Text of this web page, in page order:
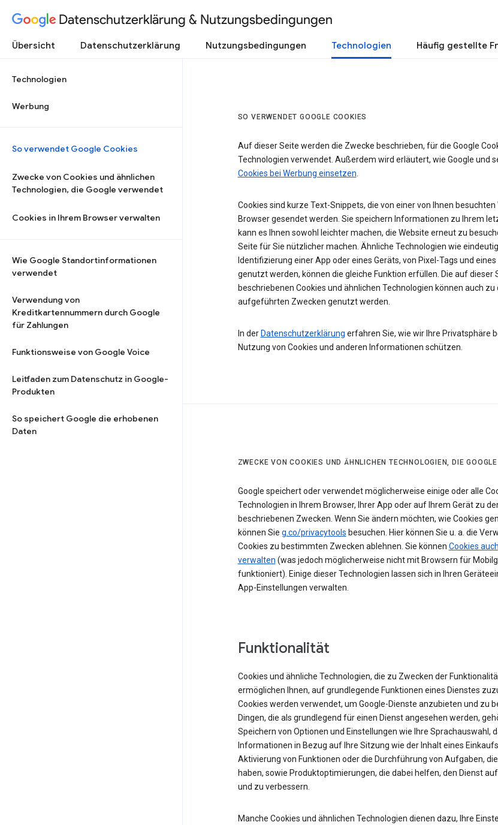
Datenschutzerklärung & Nutzungsbedingungen
Übersicht Datenschutzerklärung Nutzungsbedingungen Technologien Häufig gestellte
Technologien
Werbung
So verwendet Google Cookies
Zwecke von Cookies und ähnlichen
Technologien, die Google verwendet
Cookies in Ihrem Browser verwalten
Wie Google Standortinformationen
verwendet
Verwendung von
Kreditkartennummern durch Google
für Zahlungen
Funktionsweise von Google Voice
Leitfaden zum Datenschutz in Google-
Produkten
So speichert Google die erhobenen
Daten
SO VERWENDET GOOGLE COOKIES
Auf dieser Seite werden die Zwecke beschrieben, für die Google
Technologien verwendet. Außerdem wird erläutert, wie Google und
Cookies bei Werbung einsetzen.
Cookies sind kurze Text-Snippets, die von einer von Ihnen besuchten
Browser gesendet werden. Sie speichern Informationen zu Ihrem
kann es Ihnen sowohl leichter machen, die Website erneut zu
Seite für Sie nützlicher machen. Ähnliche Technologien wie
Identifizierung einer App oder eines Geräts, von Pixel-Tags und
genutzt werden, können die gleiche Funktion erfüllen. Die auf dieser
beschriebenen Cookies und ähnlichen Technologien können auch zu
aufgeführten Zwecken genutzt werden.
In der Datenschutzerklärung erfahren Sie, wie wir Ihre Privatsphäre
Nutzung von Cookies und anderen Informationen schützen.
ZWECKE VON COOKIES UND ÄHNLICHEN TECHNOLOGIEN, DIE
Google speichert oder verwendet möglicherweise einige oder alle
Technologien in Ihrem Browser, Ihrer App oder auf Ihrem Gerät zu
beschriebenen Zwecken. Wenn Sie ändern möchten, wie Cookies
können Sie g.co/privacytools besuchen. Hier können Sie u. a. die
Cookies zu bestimmten Zwecken ablehnen. Sie können Cookies
verwalten (was jedoch möglicherweise nicht mit Browsern für
funktioniert). Einige dieser Technologien lassen sich in Ihren
App-Einstellungen verwalten.
Funktionalität
Cookies und ähnliche Technologien, die zu Zwecken der
ermöglichen Ihnen, auf grundlegende Funktionen eines Dienstes
Cookies werden verwendet, um Google-Dienste anzubieten und zu
Dingen, die als grundlegend für einen Dienst angesehen werden,
Speichern von Optionen und Einstellungen wie Ihre Sprachauswahl,
Informationen in Bezug auf Ihre Sitzung wie der Inhalt eines
Aktivierung von Funktionen oder die Durchführung von Aufgaben,
haben, sowie Produktoptimierungen, die dabei helfen, den Dienst
und zu verbessern.
Manche Cookies und ähnlichen Technologien dienen dazu, Ihre